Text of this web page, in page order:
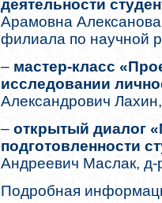
деятельности
Арамовна
филиала по научной
– мастер-класс
исследовании
Александрович
– открытый диалог
подготовленности
Андреевич Маслак, д-
Подробная